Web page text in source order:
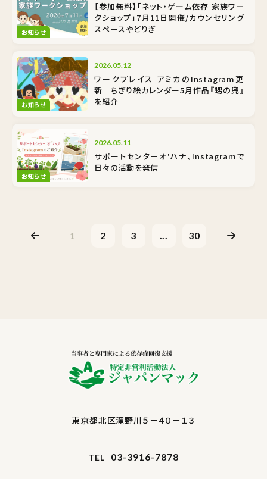
お知らせ
【参加無料】「ネット・ゲーム依存 家族ワー
クショップ」7月11日開催/カウンセリング
スペースやどりぎ
お知らせ
2026.05.12
ワークプレイス アミカのInstagram更
新 ちぎり絵カレンダー5月作品『甥の兜』
を紹介
お知らせ
2026.05.11
サポートセンターオ'ハナ、Instagramで
日々の活動を発信
1 2 3 ... 30
東京都北区滝野川５－４０－１３
TEL 03-3916-7878